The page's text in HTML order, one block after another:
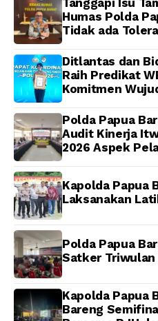
Tanggapi Isu
Humas Polda
Tidak ada
Ditlantas dan
Raih Predikat
Komitmen
Polda Papua
Audit Kinerja
2026 Aspek
Kapolda Papua
Laksanakan
Polda Papua
Satker Triwulan
Kapolda Papua
Bareng